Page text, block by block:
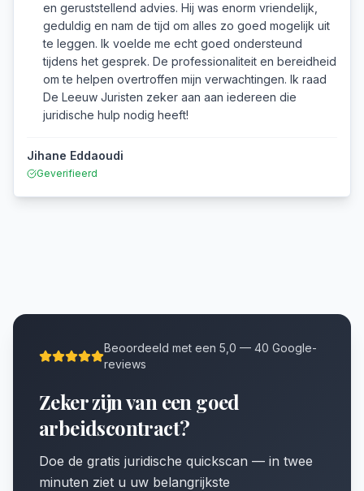
en geruststellend advies. Hij was enorm vriendelijk,
geduldig en nam de tijd om alles zo goed mogelijk uit
te leggen. Ik voelde me echt goed ondersteund
tijdens het gesprek. De professionaliteit en bereidheid
om te helpen overtroffen mijn verwachtingen. Ik raad
De Leeuw Juristen zeker aan aan iedereen die
juridische hulp nodig heeft!
Jihane Eddaoudi
Geverifieerd
Beoordeeld met een 5,0 — 40 Google-
reviews
Zeker zijn van een goed
arbeidscontract?
Doe de gratis juridische quickscan — in twee
minuten ziet u uw belangrijkste